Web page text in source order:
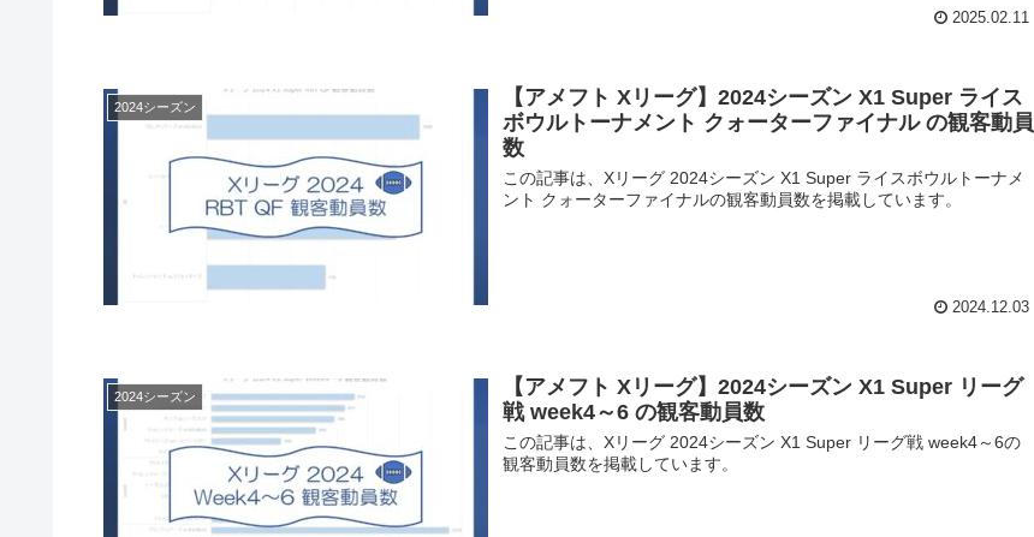
2025.02.11
2024シーズン
【アメフト Xリーグ】2024シーズン X1 Super ライス
ボウルトーナメント クォーターファイナル の観客動員
数
この記事は、Xリーグ 2024シーズン X1 Super ライスボウルトーナメ
ント クォーターファイナルの観客動員数を掲載しています。
2024.12.03
2024シーズン
【アメフト Xリーグ】2024シーズン X1 Super リーグ
戦 week4～6 の観客動員数
この記事は、Xリーグ 2024シーズン X1 Super リーグ戦 week4～6の
観客動員数を掲載しています。